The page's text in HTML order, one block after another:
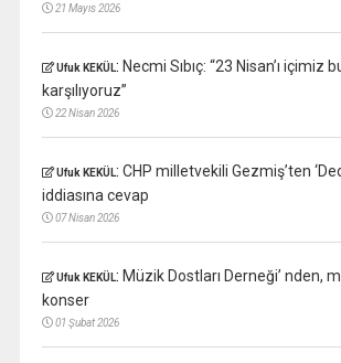
21 Mayıs 2026
Ufuk KEKÜL: Necmi Sıbıç: “23 Nisan’ı içimiz
karşılıyoruz”
22 Nisan 2026
Ufuk KEKÜL: CHP milletvekili Gezmiş’ten
iddiasına cevap
07 Nisan 2026
Ufuk KEKÜL: Müzik Dostları Derneği’ nden,
konser
01 Şubat 2026